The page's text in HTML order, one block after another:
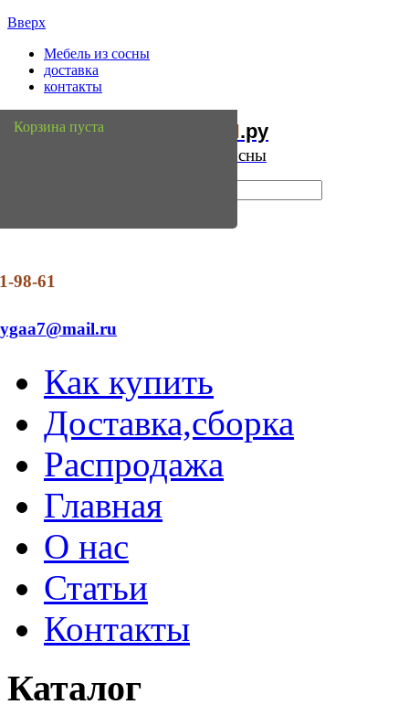
Вверх
Мебель из сосны
доставка
контакты
Мебель Сосны.ру
Интернет магазин мебели из сосны
98-61
Как купить
Доставка,сборка
Распродажа
Главная
О нас
Статьи
Контакты
Корзина пуста
Каталог